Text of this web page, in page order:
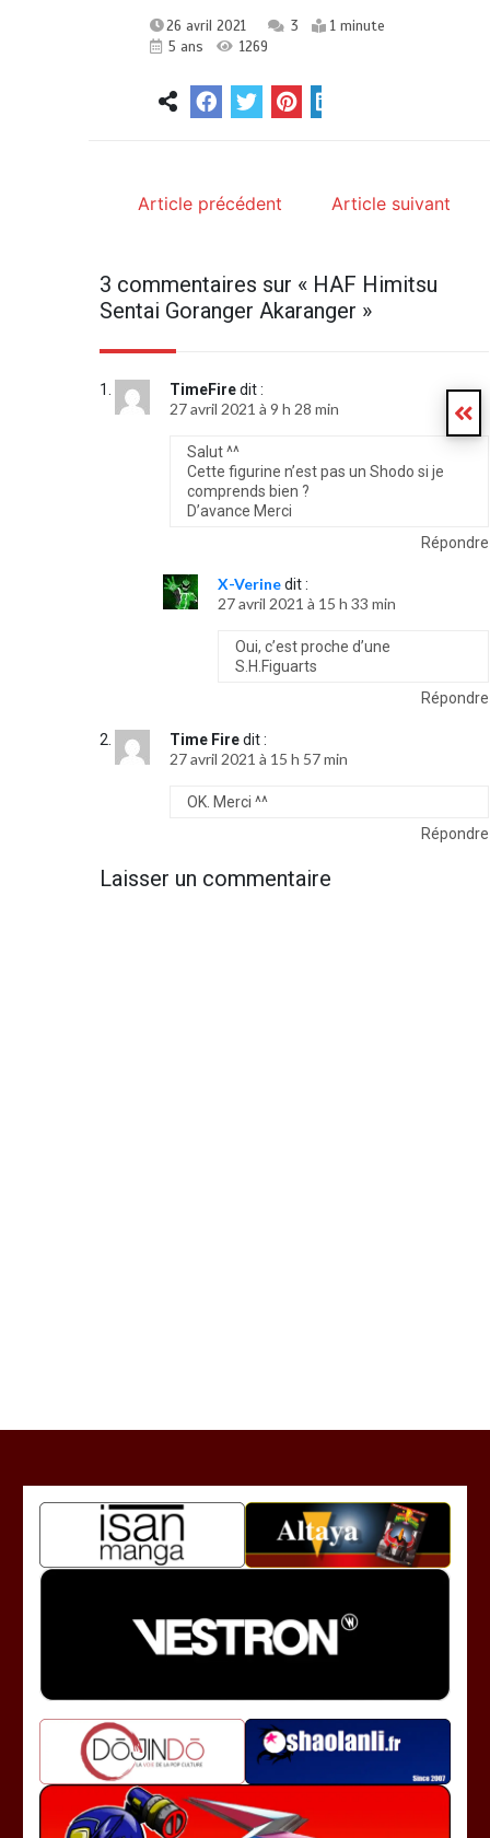
26 avril 2021 3
1 minute
5 ans
1269
Article précédent Article suivant
3 commentaires sur « HAF Himitsu
Sentai Goranger Akaranger »
TimeFire dit :
27 avril 2021 à 9 h 28 min
Salut ^^
Cette figurine n’est pas un Shodo si je
comprends bien ?
D’avance Merci
Répondre
X-Verine dit :
27 avril 2021 à 15 h 33 min
Oui, c’est proche d’une
S.H.Figuarts
Répondre
Time Fire dit :
27 avril 2021 à 15 h 57 min
OK. Merci ^^
Répondre
Laisser un commentaire